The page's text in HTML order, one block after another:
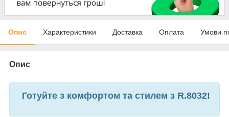
Опис Характеристики Доставка Оплата Умови
Опис
Готуйте з комфортом та стилем з R.8032!